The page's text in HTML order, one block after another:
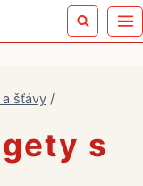
a šťávy /
s